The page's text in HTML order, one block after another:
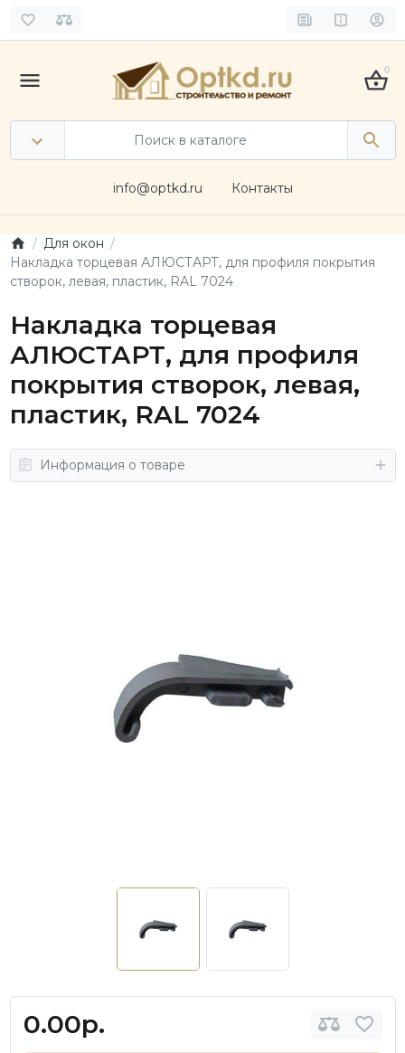
0
info@optkd.ru Контакты
Для окон
Накладка торцевая АЛЮСТАРТ, для профиля покрытия
створок, левая, пластик, RAL 7024
Накладка торцевая
АЛЮСТАРТ, для профиля
покрытия створок, левая,
пластик, RAL 7024
Информация о товаре
0.00р.